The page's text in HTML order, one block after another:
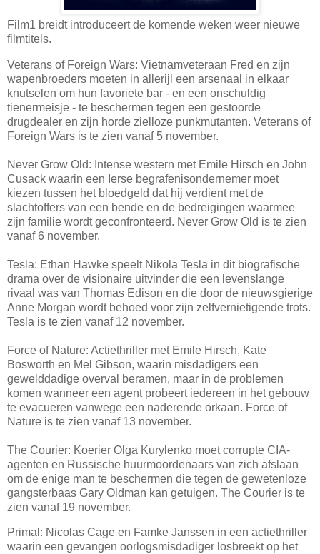
Film1 breidt introduceert de komende weken weer nieuwe
filmtitels.
Veterans of Foreign Wars: Vietnamveteraan Fred en zijn
wapenbroeders moeten in allerijl een arsenaal in elkaar
knutselen om hun favoriete bar - en een onschuldig
tienermeisje - te beschermen tegen een gestoorde
drugdealer en zijn horde zielloze punkmutanten. Veterans of
Foreign Wars is te zien vanaf 5 november.
Never Grow Old: Intense western met Emile Hirsch en John
Cusack waarin een Ierse begrafenisondernemer moet
kiezen tussen het bloedgeld dat hij verdient met de
slachtoffers van een bende en de bedreigingen waarmee
zijn familie wordt geconfronteerd. Never Grow Old is te zien
vanaf 6 november.
Tesla: Ethan Hawke speelt Nikola Tesla in dit biografische
drama over de visionaire uitvinder die een levenslange
rivaal was van Thomas Edison en die door de nieuwsgierige
Anne Morgan wordt behoed voor zijn zelfvernietigende trots.
Tesla is te zien vanaf 12 november.
Force of Nature: Actiethriller met Emile Hirsch, Kate
Bosworth en Mel Gibson, waarin misdadigers een
gewelddadige overval beramen, maar in de problemen
komen wanneer een agent probeert iedereen in het gebouw
te evacueren vanwege een naderende orkaan. Force of
Nature is te zien vanaf 13 november.
The Courier: Koerier Olga Kurylenko moet corrupte CIA-
agenten en Russische huurmoordenaars van zich afslaan
om de enige man te beschermen die tegen de gewetenloze
gangsterbaas Gary Oldman kan getuigen. The Courier is te
zien vanaf 19 november.
Primal: Nicolas Cage en Famke Janssen in een actiethriller
waarin een gevangen oorlogsmisdadiger losbreekt op het